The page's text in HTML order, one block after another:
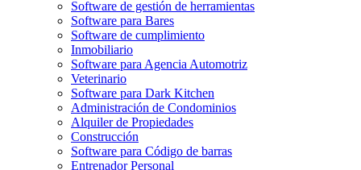
Software de gestión de herramientas
Software para Bares
Software de cumplimiento
Inmobiliario
Software para Agencia Automotriz
Veterinario
Software para Dark Kitchen
Administración de Condominios
Alquiler de Propiedades
Construcción
Software para Código de barras
Entrenador Personal